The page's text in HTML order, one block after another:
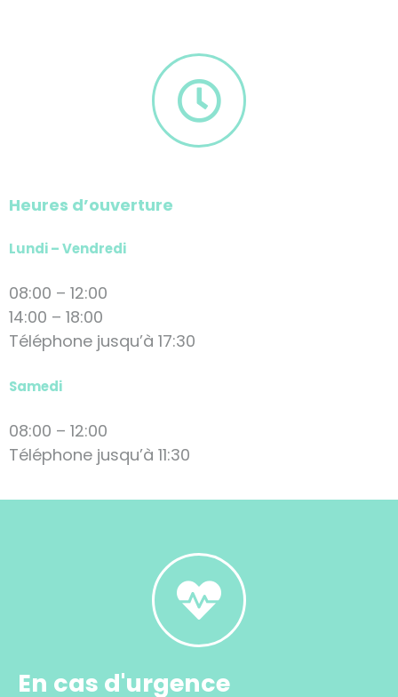
Heures d’ouverture
Lundi – Vendredi
08:00 – 12:00
14:00 – 18:00
Téléphone jusqu’à 17:30
Samedi
08:00 – 12:00
Téléphone jusqu’à 11:30
En cas d'urgence